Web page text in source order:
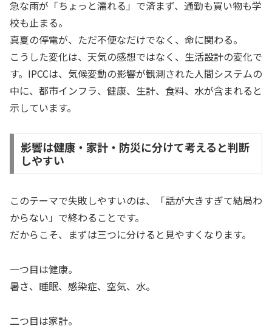
急な雨が「ちょっと濡れる」で済まず、通勤も買い物も学
校も止まる。
真夏の停電が、ただ不便なだけでなく、命に関わる。
こうした変化は、天気の感想ではなく、生活設計の変化で
す。IPCCは、気候変動の影響が観測された人間システムの
中に、都市インフラ、健康、生計、食料、水が含まれると
示しています。
影響は健康・家計・防災に分けて考えると判断
しやすい
このテーマで失敗しやすいのは、「話が大きすぎて結局わ
からない」で終わることです。
だからこそ、まずは三つに分けると見やすくなります。
一つ目は健康。
暑さ、睡眠、感染症、空気、水。
二つ目は家計。